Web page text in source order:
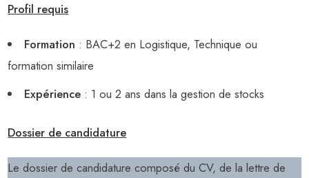
Profil requis
Formation : BAC+2 en Logistique, Technique ou
formation similaire
Expérience : 1 ou 2 ans dans la gestion de stocks
Dossier de candidature
Le dossier de candidature composé du CV, de la lettre de